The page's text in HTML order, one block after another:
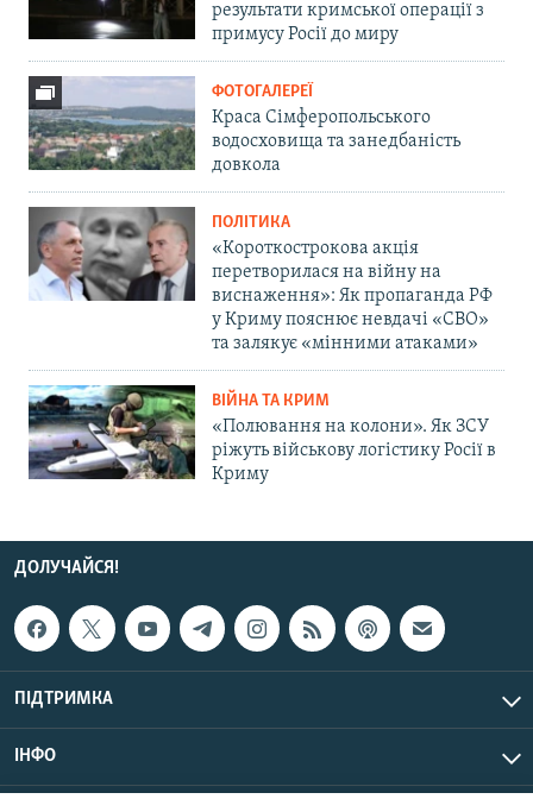
результати кримської операції з
примусу Росії до миру
ФОТОГАЛЕРЕЇ
Краса Сімферопольського
водосховища та занедбаність
довкола
ПОЛІТИКА
«Короткострокова акція
перетворилася на війну на
виснаження»: Як пропаганда РФ
у Криму пояснює невдачі «СВО»
та залякує «мінними атаками»
ВІЙНА ТА КРИМ
«Полювання на колони». Як ЗСУ
ріжуть військову логістику Росії в
Криму
ДОЛУЧАЙСЯ!
ПІДТРИМКА
ІНФО